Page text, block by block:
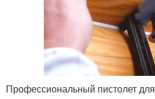
Профессиональный пистолет